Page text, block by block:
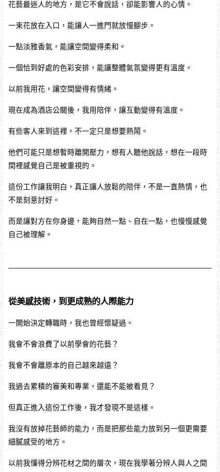
花藝最迷人的地方，是它不會說話，卻能影響人的心情。
一束花放在入口，能讓人一進門就放慢腳步。
一點淡雅香氣，能讓空間變得柔和。
一個恰到好處的色彩安排，能讓整體氣氛變得更有溫度。
以前我用花，讓空間變得有情緒。
現在成為酒店公關後，我用陪伴，讓互動變得有溫度。
有些客人來到這裡，不一定只是想要熱鬧。
他們可能只是想暫時離開壓力，想有人聽他說話，想在一段時
間裡感覺自己是被重視的。
這份工作讓我明白，真正讓人放鬆的陪伴，不是一直熱情，也
不是刻意討好。
而是讓對方在你身邊，能夠自然一點、自在一點，也慢慢感覺
自己被理解。
從美感技術，到更成熟的人際能力
一開始決定轉職時，我也曾經懷疑過。
我會不會浪費了以前學會的花藝？
我會不會離原本的自己越來越遠？
我過去累積的審美和專業，還能不能被看見？
但真正進入這份工作後，我才發現不是這樣。
我沒有放掉花藝師的能力，而是把那些能力放到另一個更需要
細膩感受的地方。
以前我懂得分辨花材之間的層次，現在我學著分辨人與人之間